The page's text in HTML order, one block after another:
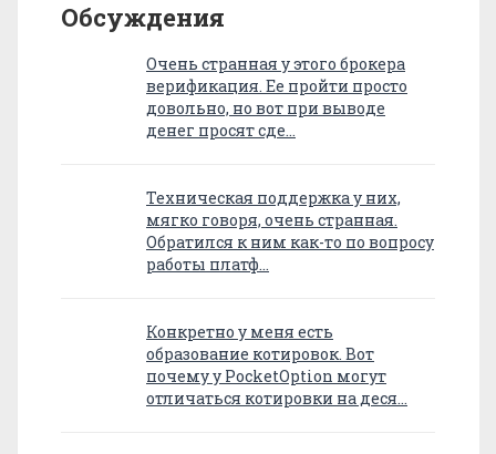
Обсуждения
Очень странная у этого брокера
верификация. Ее пройти просто
довольно, но вот при выводе
денег просят сде…
Техническая поддержка у них,
мягко говоря, очень странная.
Обратился к ним как-то по вопросу
работы платф…
Конкретно у меня есть
образование котировок. Вот
почему у PocketOption могут
отличаться котировки на деся…